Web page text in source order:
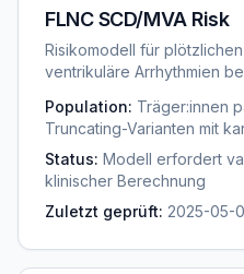
FLNC SCD/MVA Risk
Risikomodell für
ventrikuläre Arrhythmien
Population: Träger:innen
Truncating-Varianten mit
Status: Modell erfordert
klinischer Berechnung
Zuletzt geprüft: 2025-05-